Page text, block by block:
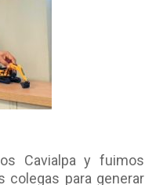
Cavialpa y fuimos
colegas para generar